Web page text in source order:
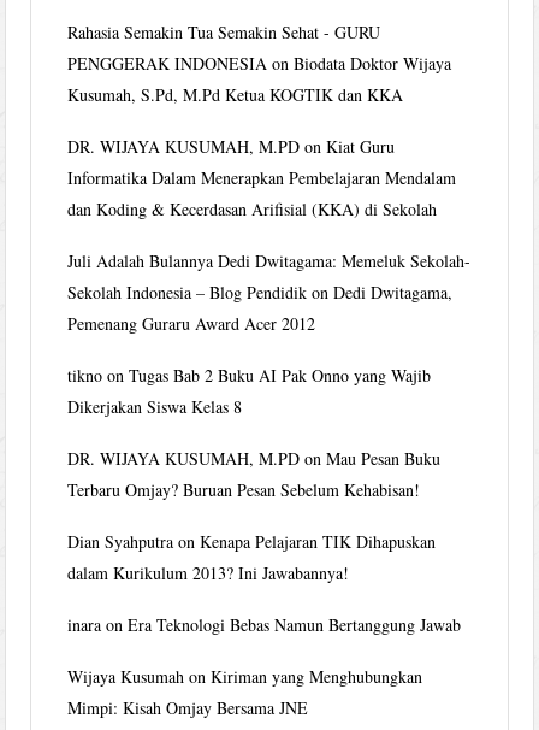
Rahasia Semakin Tua Semakin Sehat - GURU
PENGGERAK INDONESIA onBiodata Doktor Wijaya
Kusumah, S.Pd, M.Pd Ketua KOGTIK dan KKA
DR. WIJAYA KUSUMAH, M.PD onKiat Guru
Informatika Dalam Menerapkan Pembelajaran Mendalam
dan Koding & Kecerdasan Arifisial (KKA) di Sekolah
Juli Adalah Bulannya Dedi Dwitagama: Memeluk Sekolah-
Sekolah Indonesia – Blog Pendidik onDedi Dwitagama,
Pemenang Guraru Award Acer 2012
tikno onTugas Bab 2 Buku AI Pak Onno yang Wajib
Dikerjakan Siswa Kelas 8
DR. WIJAYA KUSUMAH, M.PD onMau Pesan Buku
Terbaru Omjay? Buruan Pesan Sebelum Kehabisan!
Dian Syahputra onKenapa Pelajaran TIK Dihapuskan
dalam Kurikulum 2013? Ini Jawabannya!
inara onEra Teknologi Bebas Namun Bertanggung Jawab
Wijaya Kusumah onKiriman yang Menghubungkan
Mimpi: Kisah Omjay Bersama JNE